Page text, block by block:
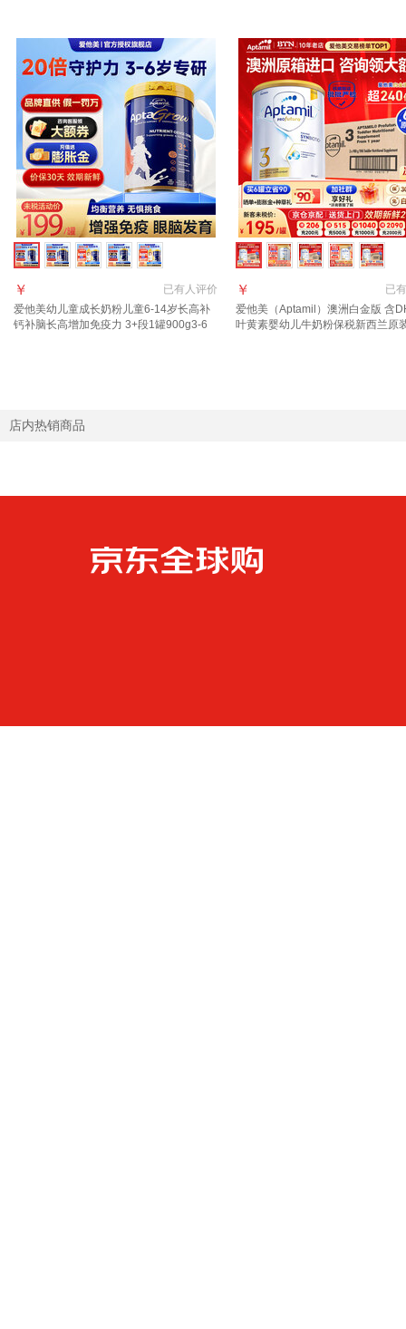
已有人评价
￥
爱他美幼儿童成长奶粉儿童6-14岁长高补
钙补脑长高增加免疫力 3+段1罐900g3-6
已有
￥
爱他美（Aptamil）澳洲白金版 含
叶黄素婴幼儿牛奶粉保税新西兰原
店内热销商品